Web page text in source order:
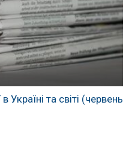
Україні та світі (червень